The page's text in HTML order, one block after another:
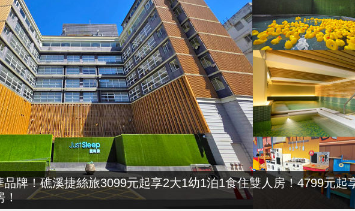
牌！礁溪捷絲旅3099元起享2大1幼1泊1食住雙人房！4799元起
！